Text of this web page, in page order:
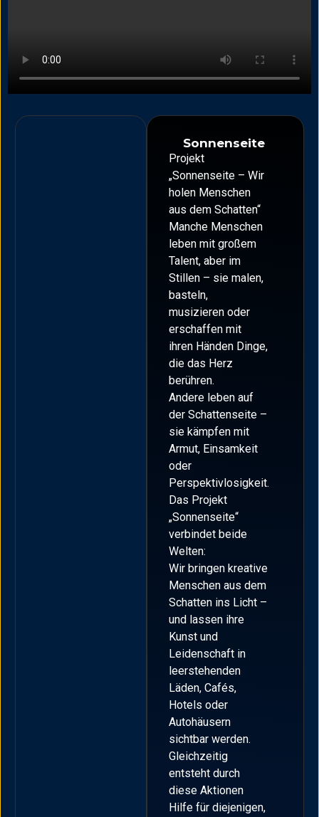
Sonnenseite
Projekt
„Sonnenseite – Wir
holen Menschen
aus dem Schatten“
Manche Menschen
leben mit großem
Talent, aber im
Stillen – sie malen,
basteln,
musizieren oder
erschaffen mit
ihren Händen Dinge,
die das Herz
berühren.
Andere leben auf
der Schattenseite –
sie kämpfen mit
Armut, Einsamkeit
oder
Perspektivlosigkeit.
Das Projekt
„Sonnenseite“
verbindet beide
Welten:
Wir bringen kreative
Menschen aus dem
Schatten ins Licht –
und lassen ihre
Kunst und
Leidenschaft in
leerstehenden
Läden, Cafés,
Hotels oder
Autohäusern
sichtbar werden.
Gleichzeitig
entsteht durch
diese Aktionen
Hilfe für diejenigen,